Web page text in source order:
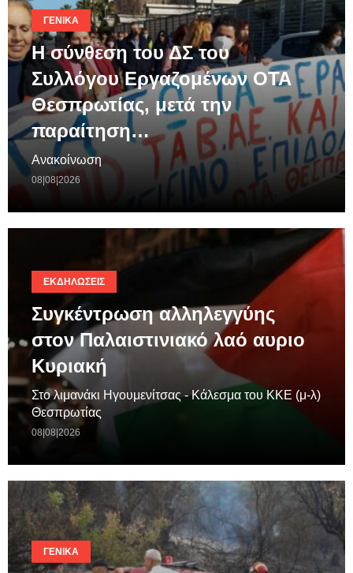
ΓΕΝΙΚΆ
Η σύνθεση του ΔΣ του
Συλλόγου Εργαζομένων ΟΤΑ
Θεσπρωτίας, μετά την
παραίτηση…
Ανακοίνωση
08|08|2026
ΕΚΔΗΛΏΣΕΙΣ
Συγκέντρωση αλληλεγγύης
στον Παλαιστινιακό λαό αυριο
Κυριακή
Στο λιμανάκι Ηγουμενίτσας - Κάλεσμα του ΚΚΕ (μ-λ)
Θεσπρωτίας
08|08|2026
ΓΕΝΙΚΆ